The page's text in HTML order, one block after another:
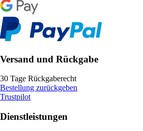
Versand und Rückgabe
30 Tage Rückgaberecht
Bestellung zurückgeben
Trustpilot
Dienstleistungen